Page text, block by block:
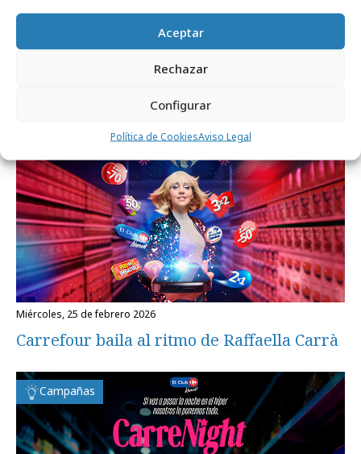
Aceptar
Rechazar
Configurar
Política de CookiesAviso Legal
jueves, 9 de julio 2026
El vídeo podcast de Viajes Carrefour se
miércoles, 25 de febrero 2026
Carrefour baila al ritmo de Raffaella Carrà
Campañas